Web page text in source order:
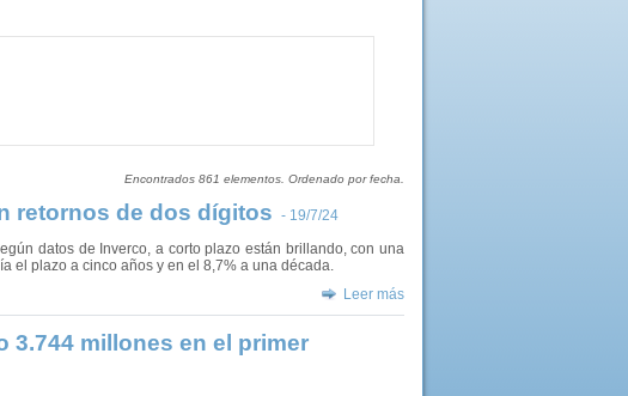
Encontrados 861 elementos. Ordenado por fecha.
retornos de dos dígitos - 19/7/24
datos de Inverco, a corto plazo están brillando, con una
el plazo a cinco años y en el 8,7% a una década.
Leer más
3.744 millones en el primer